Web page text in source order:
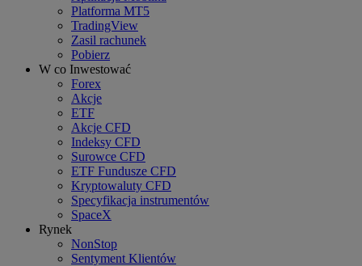
Platforma MT5
TradingView
Zasil rachunek
Pobierz
W co Inwestować
Forex
Akcje
ETF
Akcje CFD
Indeksy CFD
Surowce CFD
ETF Fundusze CFD
Kryptowaluty CFD
Specyfikacja instrumentów
SpaceX
Rynek
NonStop
Sentyment Klientów